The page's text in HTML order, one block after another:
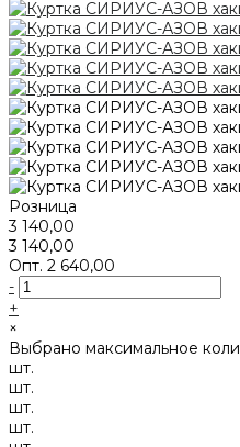
Розница
3 140,00
3 140,00
Опт. 2 640,00
-
+
×
Выбрано максимальное
шт.
шт.
шт.
шт.